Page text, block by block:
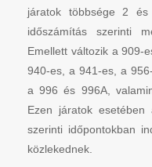
járatok többsége 2
időszámítás szerinti
Emellett változik a 909-
940-es, a 941-es, a
a 996 és 996A,
Ezen járatok
szerinti időpontokban
közlekednek.